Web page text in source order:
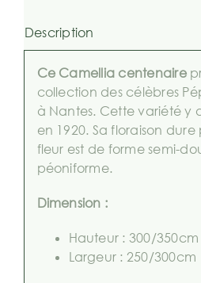
Description
Ce Camellia centenaire
collection des célèbres
à Nantes. Cette variété y
en 1920. Sa floraison dure
fleur est de forme semi-
péoniforme.
Dimension :
Hauteur : 300/350cm
Largeur : 250/300cm